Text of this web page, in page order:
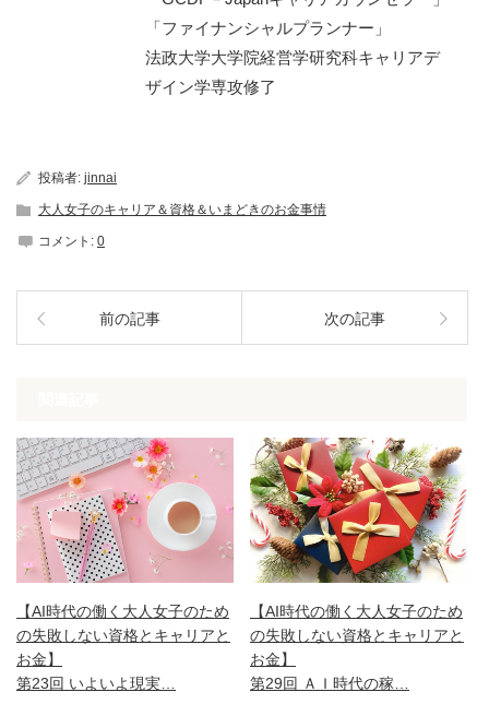
「ファイナンシャルプランナー」
法政大学大学院経営学研究科キャリアデ
ザイン学専攻修了
投稿者: jinnai
大人女子のキャリア＆資格＆いまどきのお金事情
コメント: 0
前の記事 次の記事
【AI時代の働く大人女子のため
の失敗しない資格とキャリアと
お金】
第23回 いよいよ現実…
【AI時代の働く大人女子のため
の失敗しない資格とキャリアと
お金】
第29回 ＡＩ時代の稼…